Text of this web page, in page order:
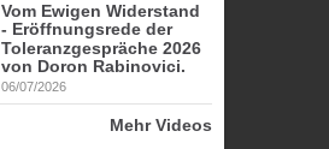
Vom Ewigen Widerstand
- Eröffnungsrede der
Toleranzgespräche 2026
von Doron Rabinovici.
06/07/2026
Mehr Videos